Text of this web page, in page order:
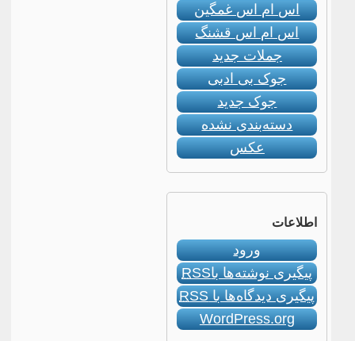
اس ام اس غمگین
اس ام اس قشنگ
جملات جدید
جوک بی ادبی
جوک جدید
دسته‌بندی نشده
عکس
اطلاعات
ورود
پیگیری نوشته‌ها باRSS
پیگیری دیدگاه‌ها باRSS
WordPress.org